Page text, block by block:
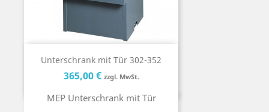
Unterschrank mit Tür 302-352
Preis
365,00 € zzgl. MwSt.Preis
MEP Unterschrank mit Tür